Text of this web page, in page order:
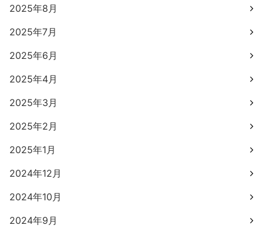
2025年8月
2025年7月
2025年6月
2025年4月
2025年3月
2025年2月
2025年1月
2024年12月
2024年10月
2024年9月